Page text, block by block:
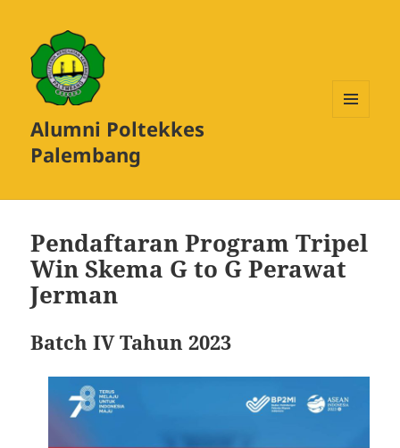
Alumni Poltekkes
Palembang
Pendaftaran Program Tripel
Win Skema G to G Perawat
Jerman
Batch IV Tahun 2023